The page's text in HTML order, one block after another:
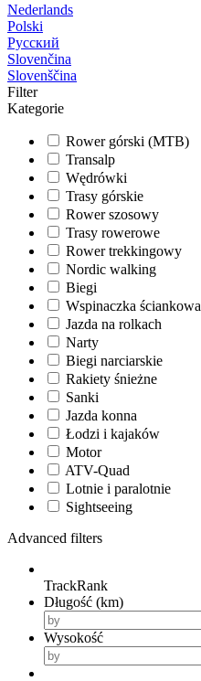
Nederlands
Polski
Русский
Slovenčina
Slovenščina
Filter
Kategorie
Rower górski (MTB)
Transalp
Wędrówki
Trasy górskie
Rower szosowy
Trasy rowerowe
Rower trekkingowy
Nordic walking
Biegi
Wspinaczka ściankowa
Jazda na rolkach
Narty
Biegi narciarskie
Rakiety śnieżne
Sanki
Jazda konna
Łodzi i kajaków
Motor
ATV-Quad
Lotnie i paralotnie
Sightseeing
Advanced filters
TrackRank
Długość (km)
Wysokość